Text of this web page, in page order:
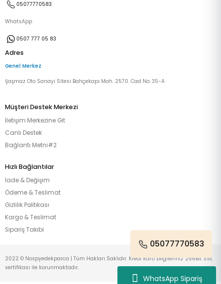
WhatsApp Sipariş
05077770583
WhatsApp
0507 777 05 83
Adres
Genel Merkez
Şaşmaz Oto Sanayi Sitesi Bahçekapı Mah. 2570. Cad No: 35-A
Müşteri Destek Merkezi
İletişim Merkezine Git
Canlı Destek
Bağlantı Metni#2
Hızlı Bağlantılar
İade & Değişim
Ödeme & Teslimat
Gizlilik Politikası
Kargo & Teslimat
Sipariş Takibi
05077770583
2022 © Nospyedekparca | Tüm Hakları Saklıdır. Kredi kartı bilgileriniz 256Bit SSL
sertifikası ile korunmaktadır.